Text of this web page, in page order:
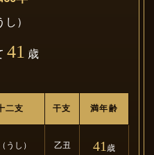
し）
41 歳
二支 干支 満年齢
うし） 乙丑 41 歳